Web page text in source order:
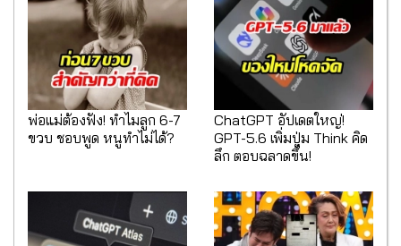
พ่อแม่ต้องฟัง! ทำไมลูก 6-7
ขวบ ชอบพูด หนูทำไม่ได้?
ChatGPT อัปเดตใหญ่!
GPT-5.6 เพิ่มปุ่ม Think คิด
ลึก ตอบฉลาดขึ้น!